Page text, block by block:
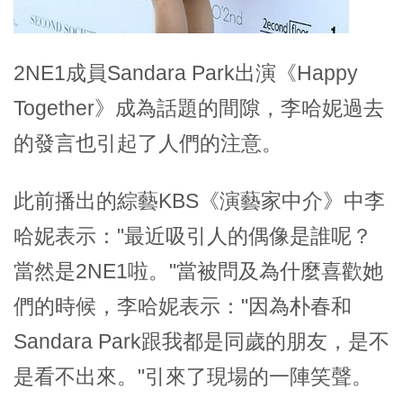
2NE1成員Sandara Park出演《Happy
Together》成為話題的間隙，李哈妮過去
的發言也引起了人們的注意。
此前播出的綜藝KBS《演藝家中介》中李
哈妮表示："最近吸引人的偶像是誰呢？
當然是2NE1啦。"當被問及為什麼喜歡她
們的時候，李哈妮表示："因為朴春和
Sandara Park跟我都是同歲的朋友，是不
是看不出來。"引來了現場的一陣笑聲。